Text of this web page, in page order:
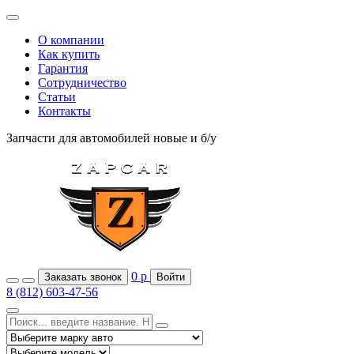
О компании
Как купить
Гарантия
Сотрудничество
Статьи
Контакты
Запчасти для автомобилей новые и б/у
Заказать звонок 0 р Войти
8 (812) 603-47-56